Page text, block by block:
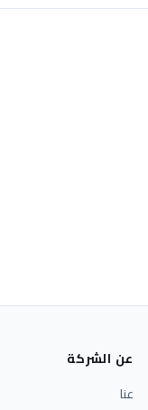
عن الشركة
عنا